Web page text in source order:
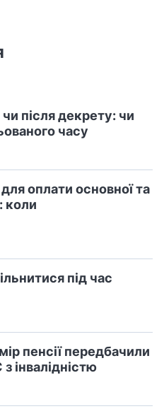
після декрету: чи
часу
оплати основної та
коли
під час
пенсії передбачили
інвалідністю